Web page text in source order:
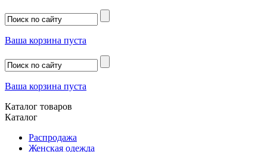
Ваша корзина пуста
Ваша корзина пуста
Каталог товаров
Каталог
Распродажа
Женская одежда